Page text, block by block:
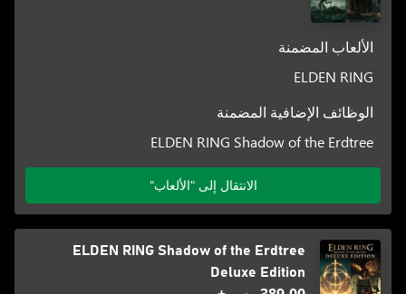
الألعاب المضمنة
ELDEN RING
الوظائف الإضافية المضمنة
ELDEN RING Shadow of the Erdtree
الانتقال إلى "الألعاب"
ELDEN RING Shadow of the Erdtree
Deluxe Edition